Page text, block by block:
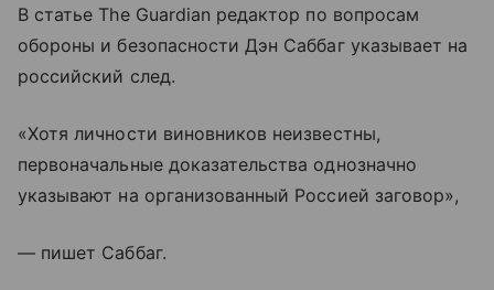
В статье The Guardian редактор по вопросам
обороны и безопасности Дэн Саббаг указывает на
российский след.
«Хотя личности виновников неизвестны,
первоначальные доказательства однозначно
указывают на организованный Россией заговор»,
— пишет Саббаг.